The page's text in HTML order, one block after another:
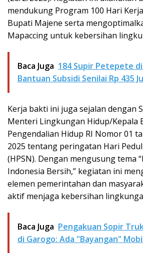
mendukung Program 100 Hari
Bupati Majene serta
Mapaccing untuk kebersihan
Baca Juga 184 Supir Petepete
Bantuan Subsidi Senilai Rp 435
Kerja bakti ini juga sejalan dengan
Menteri Lingkungan Hidup/Kepala
Pengendalian Hidup RI Nomor 01
2025 tentang peringatan Hari
(HPSN). Dengan mengusung tema
Indonesia Bersih,” kegiatan ini
elemen pemerintahan dan
aktif menjaga kebersihan
Baca Juga Pengakuan Sopir
di Garogo: Ada "Bayangan"